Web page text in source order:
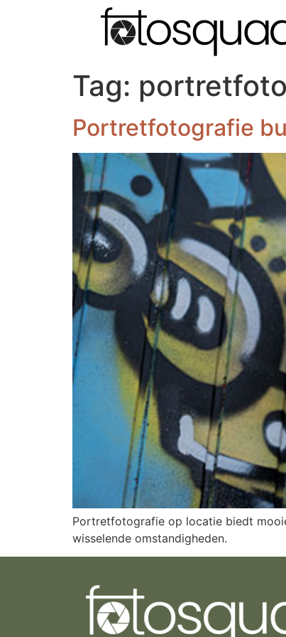
Tag:
Portretfotografie
Portretfotografie op locatie biedt
wisselende omstandigheden.